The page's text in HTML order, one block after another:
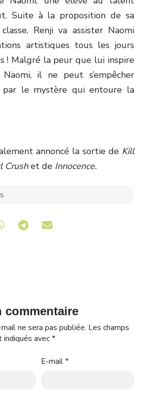
Suite à la proposition de sa
Renji va assister Naomi
artistiques tous les jours
! Malgré la peur que lui inspire
il ne peut s’empêcher
par le mystère qui entoure la
annoncé la sortie de Kill
Crushet de Innocence.
Share on Telegram
commentaire
ne sera pas publiée. Les champs
avec*
E-mail*